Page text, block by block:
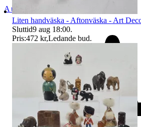
Auktionsbyra
Liten handväska - Aftonväska - Art
Sluttid9 aug 18:00.
Pris:472 kr,Ledande bud.